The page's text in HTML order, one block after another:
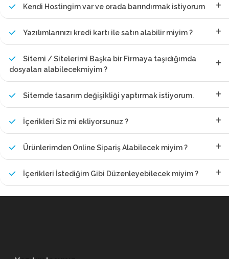
Kendi Hostingim var ve orada barındırmak istiyorum
Yazılımlarınızı kredi kartı ile satın alabilir miyim ?
Sitemi / Sitelerimi Başka bir Firmaya taşıdığımda
dosyaları alabilecekmiyim ?
Sitemde tasarım değişikliği yaptırmak istiyorum.
İçerikleri Siz mi ekliyorsunuz ?
Ürünlerimden Online Sipariş Alabilecek miyim ?
İçerikleri İstediğim Gibi Düzenleyebilecek miyim ?